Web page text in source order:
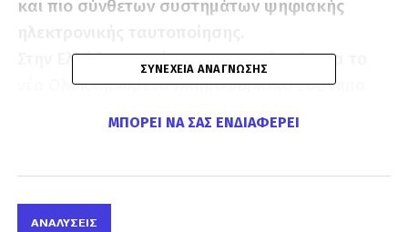
και πιο σύνθετων συστημάτων ψηφιακής
Στην Ελλάδα, η πρόσφατη προκήρυξη για το
νέο Ολοκληρωμένο Πληροφοριακό Σύστημα
δικαιωμάτων. Η συζήτηση δεν αφορά πλέον
ΣΥΝΈΧΕΙΑ ΑΝΆΓΝΩΣΗΣ
ΜΠΟΡΕΊ ΝΑ ΣΑΣ ΕΝΔΙΑΦΈΡΕΙ
ΑΝΑΛΎΣΕΙΣ